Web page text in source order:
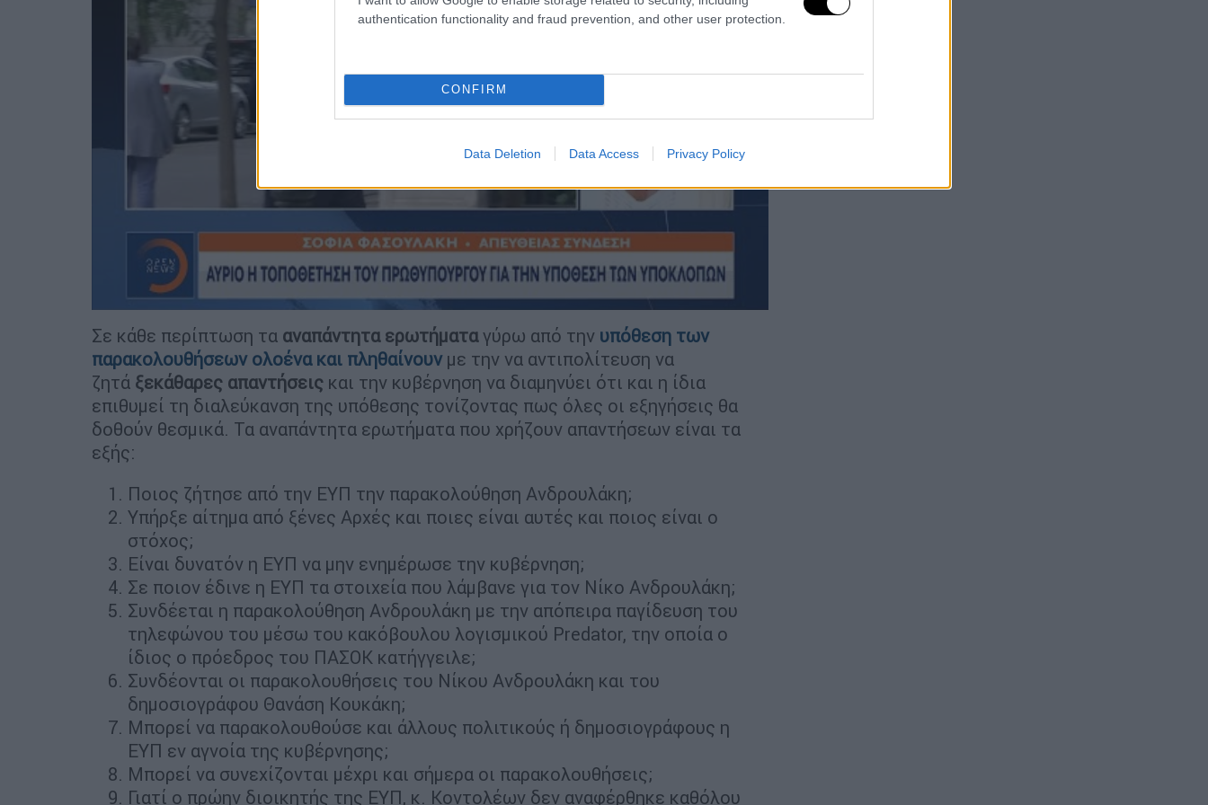
authentication functionality and fraud prevention, and other user protection.
CONFIRM
Data Deletion Data Access Privacy Policy
Σε κάθε περίπτωση τα αναπάντητα ερωτήματαγύρω από την υπόθεση των
παρακολουθήσεων ολοένα και πληθαίνουνμε την να αντιπολίτευση να
ζητά ξεκάθαρες απαντήσεις και την κυβέρνηση να διαμηνύει ότι και η ίδια
επιθυμεί τη διαλεύκανση της υπόθεσης τονίζοντας πως όλες οι εξηγήσεις θα
δοθούν θεσμικά. Τα αναπάντητα ερωτήματα που χρήζουν απαντήσεων είναι τα
εξής:
Ποιος ζήτησε από την ΕΥΠ την παρακολούθηση Ανδρουλάκη;
Υπήρξε αίτημα από ξένες Αρχές και ποιες είναι αυτές και ποιος είναι ο
στόχος;
Είναι δυνατόν η ΕΥΠ να μην ενημέρωσε την κυβέρνηση;
Σε ποιον έδινε η ΕΥΠ τα στοιχεία που λάμβανε για τον Νίκο Ανδρουλάκη;
Συνδέεται η παρακολούθηση Ανδρουλάκη με την απόπειρα παγίδευση του
τηλεφώνου του μέσω του κακόβουλου λογισμικού Predator, την οποία ο
ίδιος ο πρόεδρος του ΠΑΣΟΚ κατήγγειλε;
Συνδέονται οι παρακολουθήσεις του Νίκου Ανδρουλάκη και του
δημοσιογράφου Θανάση Κουκάκη;
Μπορεί να παρακολουθούσε και άλλους πολιτικούς ή δημοσιογράφους η
ΕΥΠ εν αγνοία της κυβέρνησης;
Μπορεί να συνεχίζονται μέχρι και σήμερα οι παρακολουθήσεις;
Γιατί ο πρώην διοικητής της ΕΥΠ, κ. Κοντολέων δεν αναφέρθηκε καθόλου